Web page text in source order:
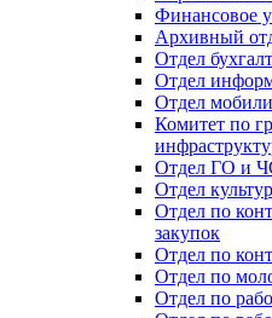
Финансовое
Архивный
Отдел
Отдел
Отдел
Комитет по
Отдел ГО и
Отдел
Отдел по
закупок
Отдел по
Отдел по
Отдел по